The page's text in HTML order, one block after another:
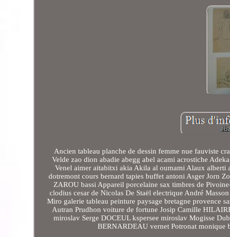
Ancien tableau planche de dessin femme nue fauviste
Velde zao dion abadie abegg abel acami acrostiche
Venel aimer aitabitxi akia Akila al oumami Alaux
dotremont cours bernard tapies buffet antoni Asger Jorn
ZAROU bassi Appareil porcelaine sax timbres de
clodius cesar de Nicolas De Staël electrique André
Miro galerie tableau peinture paysage bretagne provence
Autran Prudhon voiture de fortune Josip Camille
miroslav Serge DOCEUL kspersee miroslav Mogisse
BERNARDEAU vernet Potronat monique